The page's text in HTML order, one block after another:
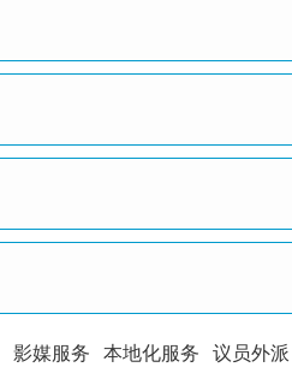
影媒服务 本地化服务 议员外派